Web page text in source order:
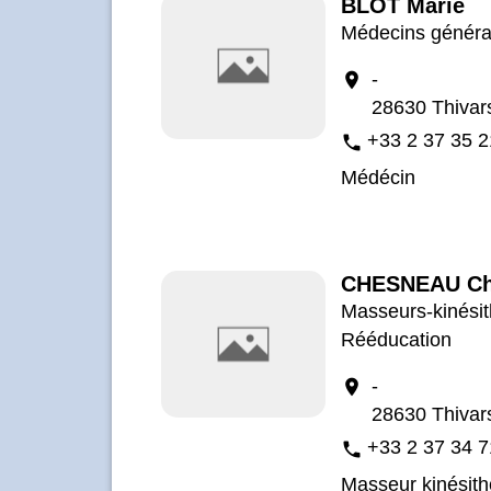
BLOT Marie
Médecins
location_on -
28630
phone +33 2 37 35
Médécin
CHESNEAU
Masseurs-
Rééducation
location_on -
28630
phone +33 2 37 34
Masseur